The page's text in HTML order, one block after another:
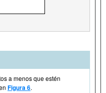
a menos que estén
Figura 6.